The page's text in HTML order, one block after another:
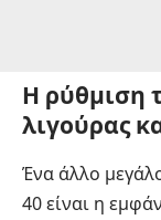
Η ρύθμιση
λιγούρας
Ένα άλλο
40 είναι η